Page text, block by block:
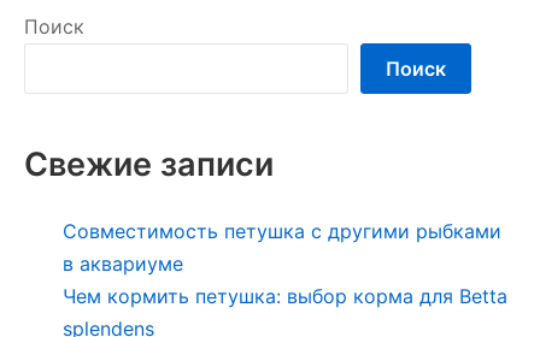
Поиск
Поиск
Свежие записи
Совместимость петушка с другими рыбками
в аквариуме
Чем кормить петушка: выбор корма для Betta
splendens